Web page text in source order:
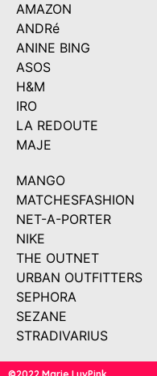
AMAZON
ANDRé
ANINE BING
ASOS
H&M
IRO
LA REDOUTE
MAJE
MANGO
MATCHESFASHION
NET-A-PORTER
NIKE
THE OUTNET
URBAN OUTFITTERS
SEPHORA
SEZANE
STRADIVARIUS